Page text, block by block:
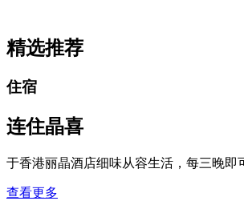
精选推荐
住宿
连住晶喜
于香港丽晶酒店细味从容生活，每三晚即
查看更多